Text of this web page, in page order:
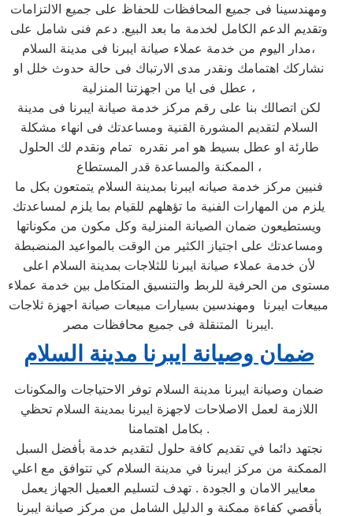
ومهندسينا فى جميع المحافظات للحفاظ على جميع الالتزامات
وتقديم الدعم الكامل لخدمة ما بعد البيع. دعم فنى شامل على
مدار اليوم من خدمة عملاء صيانة ايبرنا فى مدينة السلام،
نشاركك اهتمامك ونقدر مدى الارتباك فى حالة حدوث خلل او
عطل فى ايا من اجهزتنا المنزلية ،
لكن اتصالك بنا على رقم مركز خدمة صيانة ايبرنا فى مدينة
السلام لتقديم المشورة القنية ومساعدتك فى انهاء مشكلة
طارئة او عطل بسيط هو امر نقدره تمام ونقدم لك الحلول
الممكنة والمساعدة قدر المستطاع ،
فنيين مركز خدمة صيانه ايبرنا بمدينة السلام يتمتعون بكل ما
يلزم من المهارات الفنية ما تؤهلهم للقيام بما يلزم لمساعدتك
ويستطيعون ضمان الصيانة المنزلية وكل مكون من مكوناتها
ومساعدتك على اجتياز الكثير من الوقت بالمواعيد المنضبطة
لأن خدمة عملاء صيانة ايبرنا للثلاجات بمدينة السلام اعلى
مستوى من الحرفية للربط والتنسيق المتكامل بين خدمة عملاء
مبيعات ايبرنا ومهندسين بسيارات مبيعات صيانة اجهزة ثلاجات
ايبرنا المتنقلة فى جميع محافظات مصر.
ضمان وصيانة ايبرنا مدينة السلام
ضمان وصيانة ايبرنا مدينة السلام توفر الاحتياجات والمكونات
اللازمة لعمل الاصلاحات لاجهزة ايبرنا بمدينة السلام تحظي
بكامل اهتمامنا .
نجتهد دائما في تقديم كافة حلول لتقديم خدمة بأفضل السبل
الممكنة من مركز ايبرنا في مدينة السلام كي تتوافق مع اعلي
معايير الامان و الجودة . تهدف لتسليم العميل الجهاز يعمل
بأقصي كفاءة ممكنة و الدليل الشامل من مركز صيانة ايبرنا